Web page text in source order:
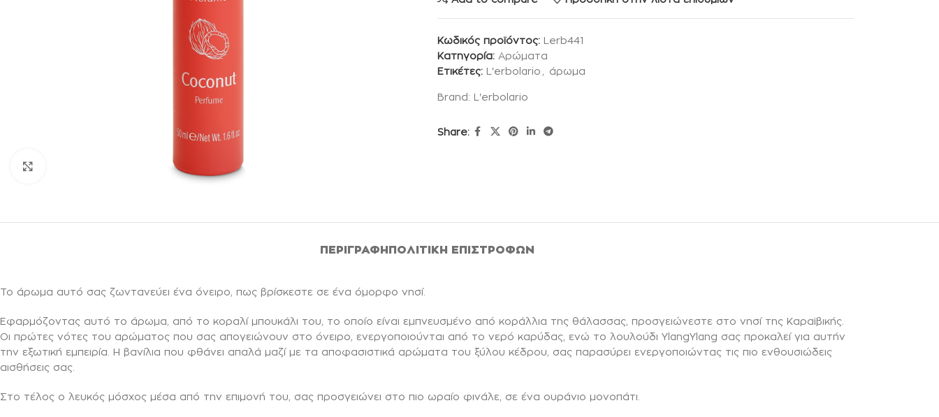
Κωδικός προϊόντος: Lerb441
Κατηγορία: Αρώματα
Ετικέτες: L'erbolario , άρωμα
Brand: L'erbolario
Share:
ΠΕΡΙΓΡΑΦΉΠΟΛΙΤΙΚΉ ΕΠΙΣΤΡΟΦΏΝ
To άρωμα αυτό σας ζωντανεύει ένα όνειρο, πως βρίσκεστε σε ένα όμορφο νησί.
Εφαρμόζοντας αυτό το άρωμα, από το κοραλί μπουκάλι του, το οποίο είναι εμπνευσμένο από κοράλλια της θάλασσας, προσγειώνεστε στο νησί της Καραϊβικής.
Οι πρώτες νότες του αρώματος που σας απογειώνουν στο όνειρο, ενεργοποιούνται από το νερό καρύδας, ενώ το λουλούδι YlangYlang σας προκαλεί για αυτήν
την εξωτική εμπειρία. Η βανίλια που φθάνει απαλά μαζί με τα αποφασιστικά αρώματα του ξύλου κέδρου, σας παρασύρει ενεργοποιώντας τις πιο ενθουσιώδεις
αισθήσεις σας.
Στο τέλος ο λευκός μόσχος μέσα από την επιμονή του, σας προσγειώνει στο πιο ωραίο φινάλε, σε ένα ουράνιο μονοπάτι.